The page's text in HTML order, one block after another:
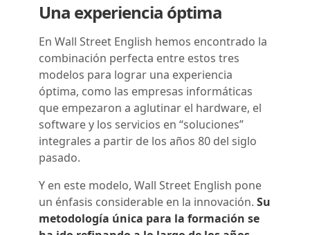
Una experiencia óptima
En Wall Street English hemos encontrado la
combinación perfecta entre estos tres
modelos para lograr una experiencia
óptima, como las empresas informáticas
que empezaron a aglutinar el hardware, el
software y los servicios en “soluciones”
integrales a partir de los años 80 del siglo
pasado.
Y en este modelo, Wall Street English pone
un énfasis considerable en la innovación. Su
metodología única para la formación se